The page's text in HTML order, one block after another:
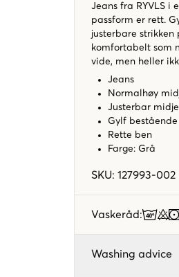
Jeans fra RYVLS i
passform er rett.
justerbare strikken
komfortabelt som
vide, men heller
Jeans
Normalhøy
Justerbar midje
Gylf
Rette ben
Farge: Grå
SKU: 127993-002
Vaskeråd:
Washing advice